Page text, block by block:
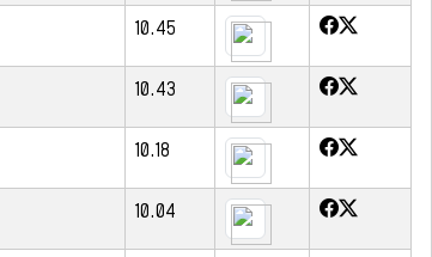
10.45
10.43
10.18
10.04